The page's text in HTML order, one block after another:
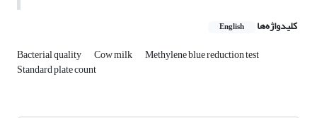
کلیدواژه‌ها English
Bacterial quality Cow milk Methylene blue reduction test
Standard plate count